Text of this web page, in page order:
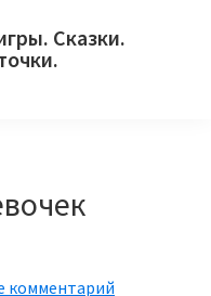
Сказки.
комментарий